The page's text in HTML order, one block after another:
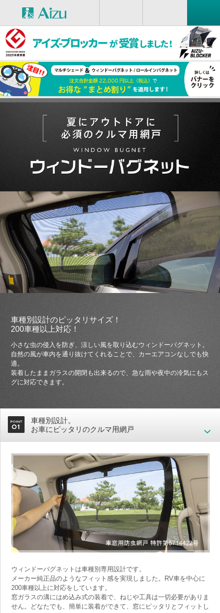
車種別設計のピッタリサイズ！
200車種以上対応！
小さな虫の侵入を防ぎ、涼しい風を取り込むウィンドーバグネット。
自然の風が車内を通り抜けてくれることで、カーエアコンなしでも快
適。
装着したままガラスの開閉も出来るので、急な雨や夜中の冷気にもス
グに対応できます。
車種別設計。
お車にピッタリのクルマ用網戸
ウィンドーバグネットは車種別専用設計です。
メーカー純正品のようなフィット感を実現しました。RV車を中心に
200車種以上に対応をしています。
窓ガラスの溝にはめ込み式の装着で、ねじや工具は一切必要がありま
せん。どなたでも、簡単に装着ができて、窓にピッタリとフィットし